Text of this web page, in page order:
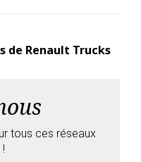
de Renault Trucks
tous ces réseaux